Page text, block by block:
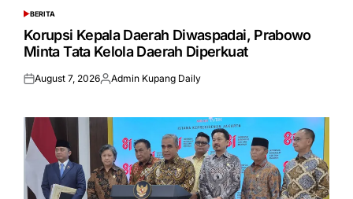
POSTED
IN
BERITA
Korupsi Kepala Daerah Diwaspadai, Prabowo
Minta Tata Kelola Daerah Diperkuat
Posted
August 7, 2026Posted
Admin Kupang Daily